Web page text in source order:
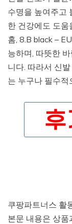
수명을 높여주고
한 건강에도 도
홈, 8.B black –
능하며, 따뜻한
니다. 따라서 신
는 누구나 필수
쿠팡파트너스 활
본문 내용은 상